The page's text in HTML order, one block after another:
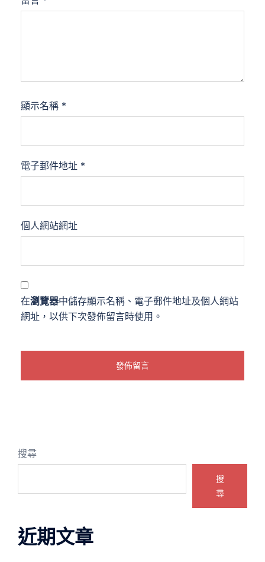
顯示名稱 *
電子郵件地址 *
個人網站網址
在瀏覽器中儲存顯示名稱、電子郵件地址及個人網站
網址，以供下次發佈留言時使用。
搜尋
搜
尋
近期文章